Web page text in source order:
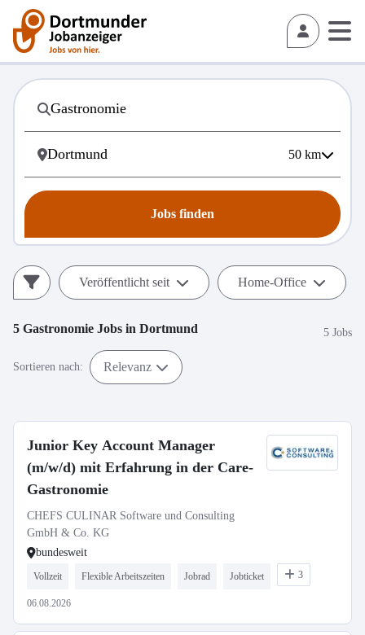
50 km
Jobs finden
Veröffentlicht seit Home-Office
5 Gastronomie Jobs in Dortmund 5 Jobs
Sortieren nach: Relevanz
Junior Key Account Manager
(m/w/d) mit Erfahrung in der Care-
Gastronomie
CHEFS CULINAR Software und Consulting
GmbH & Co. KG
bundesweit
Vollzeit Flexible Arbeitszeiten Jobrad Jobticket 3
06.08.2026